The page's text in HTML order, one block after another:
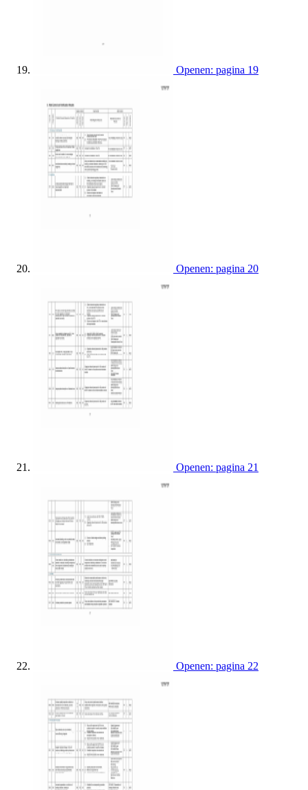
Openen: pagina 19
Openen: pagina 20
Openen: pagina 21
Openen: pagina 22